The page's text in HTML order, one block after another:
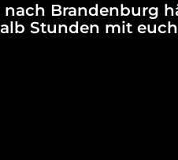
Brandenburg
Stunden mit